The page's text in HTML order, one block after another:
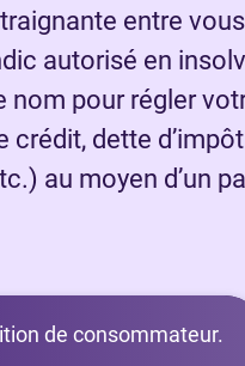
entre
autorisé en
nom pour régler
crédit, dette
au moyen d’un
de consommateur.